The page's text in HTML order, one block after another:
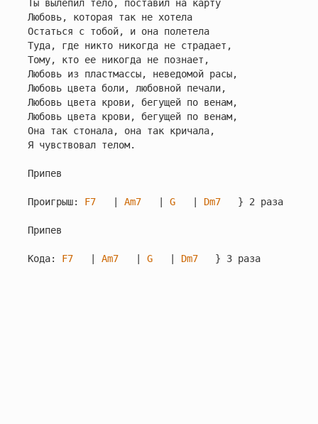
Ты вылепил тело, поставил на карту
Любовь, которая так не хотела
Остаться с тобой, и она полетела
Туда, где никто никогда не страдает,
Тому, кто ее никогда не познает,
Любовь из пластмассы, неведомой расы,
Любовь цвета боли, любовной печали,
Любовь цвета крови, бегущей по венам,
Любовь цвета крови, бегущей по венам,
Она так стонала, она так кричала,
Я чувствовал телом.
Припев
Проигрыш: F7 Am7 G Dm7 } 2 раза
Припев
Кода: F7 Am7 G Dm7 } 3 раза